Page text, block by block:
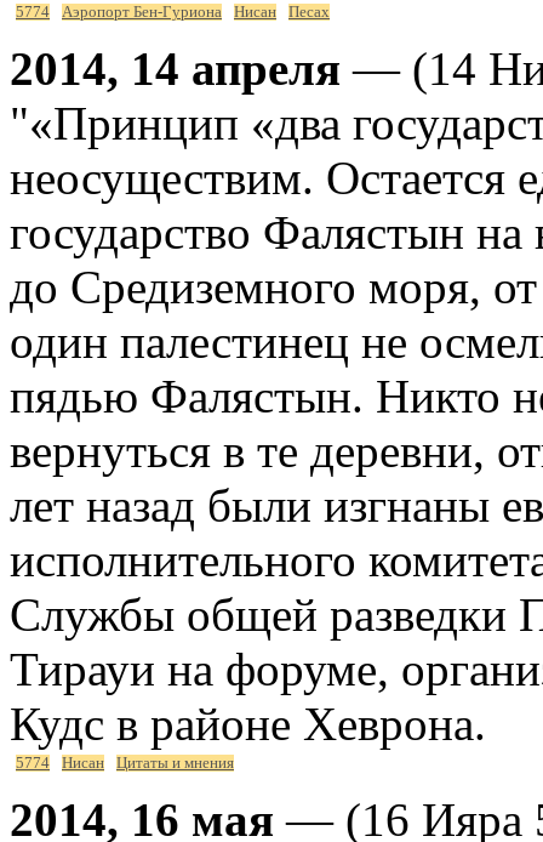
5774 Аэропорт Бен-Гуриона Нисан Песах
2014, 14 апреля — (14
"«Принцип «два
неосуществим. Остается
государство Фалястын
до Средиземного моря,
один палестинец не
пядью Фалястын. Никто
вернуться в те деревни,
лет назад были изгнаны
исполнительного
Службы общей разведки
Тирауи на форуме,
Кудс в районе Хеврона.
5774 Нисан Цитаты и мнения
2014, 16 мая — (16 Ияра